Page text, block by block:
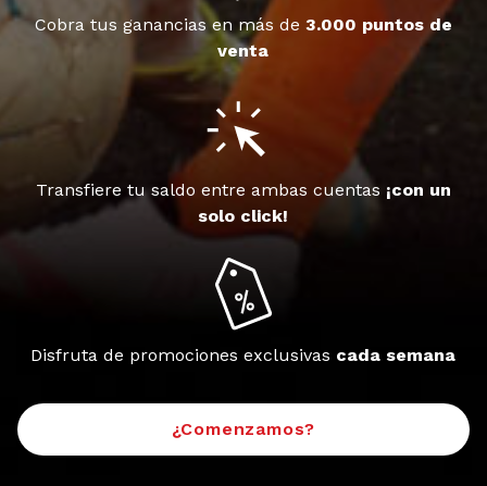
Cobra tus ganancias en más de 3.000 puntos de
venta
Transfiere tu saldo entre ambas cuentas ¡con un
solo click!
Disfruta de promociones exclusivas cada semana
¿Comenzamos?